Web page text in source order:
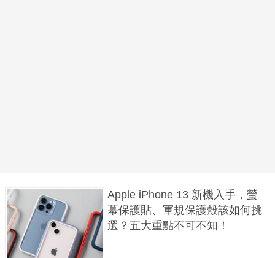
Apple iPhone 13 新機入手，螢
幕保護貼、軍規保護殼該如何挑
選？五大重點不可不知！